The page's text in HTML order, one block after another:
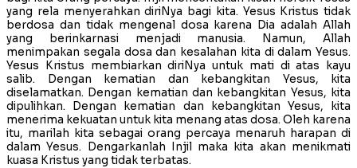
yang rela menyerahkan diriNya bagi kita. Yesus Kristus tidak
berdosa dan tidak mengenal dosa karena Dia adalah Allah
yang berinkarnasi menjadi manusia. Namun, Allah
menimpakan segala dosa dan kesalahan kita di dalam Yesus.
Yesus Kristus membiarkan diriNya untuk mati di atas kayu
salib. Dengan kematian dan kebangkitan Yesus, kita
diselamatkan. Dengan kematian dan kebangkitan Yesus, kita
dipulihkan. Dengan kematian dan kebangkitan Yesus, kita
menerima kekuatan untuk kita menang atas dosa. Oleh karena
itu, marilah kita sebagai orang percaya menaruh harapan di
dalam Yesus. Dengarkanlah Injil maka kita akan menikmati
kuasa Kristus yang tidak terbatas.